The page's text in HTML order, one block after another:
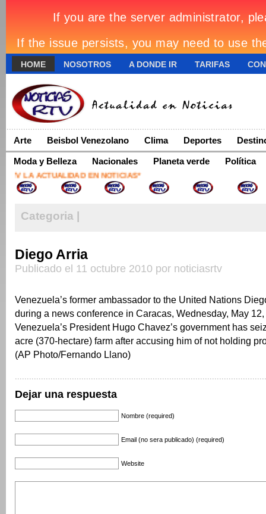
HOME NOSOTROS A DONDE IR TARIFAS
Arte Beisbol Venezolano Clima Deportes
Moda y Belleza Nacionales Planeta verde Política
LA ACTUALIDAD EN NOTICIAS*
Categoria |
Diego Arria
Publicado el 11 octubre 2010 por noticiasrtv
Venezuela’s former ambassador to the United Nations
during a news conference in Caracas, Wednesday, May
Venezuela’s President Hugo Chavez’s government has
acre (370-hectare) farm after accusing him of not holding
(AP Photo/Fernando Llano)
Dejar una respuesta
Nombre (required)
Email (no sera publicado) (required)
Website